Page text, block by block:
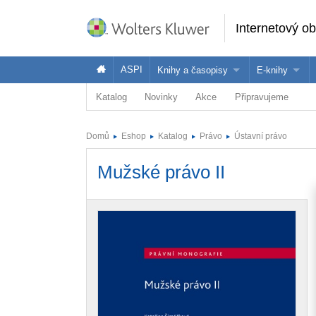
Internetový
ASPI Knihy a časopisy
Knihy
E-knihy
Jak na naše
Půjčit si e-
Katalog Novinky Akce Připravujeme
Domů Eshop Katalog Právo Ústavní právo
Mužské právo II